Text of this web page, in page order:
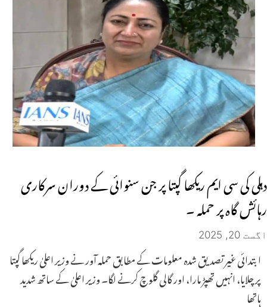
دہلی کی سی ایم ریکھا گپتا پر جن سنوائی کے دوران سرکاری
رہائش گاہ پر حملہ ۔
اگست 20, 2025
ابتدائی غیر تصدیق شدہ معلومات کے مطابق حملہ آور نے وزیر اعلیٰ ریکھا گپتا
پر چلایا، انہیں تھپڑ مارا، اور گالی گلوچ کرنے لگا۔ وزیر اعلیٰ کے ساتھ شدید
ہاتھا